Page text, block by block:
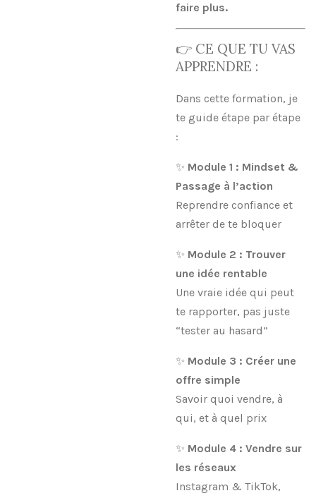
faire plus.
👉 CE QUE TU VAS
APPRENDRE :
Dans cette formation, je
te guide étape par étape
:
✨ Module 1 : Mindset &
Passage à l’action
Reprendre confiance et
arrêter de te bloquer
✨ Module 2 : Trouver
une idée rentable
Une vraie idée qui peut
te rapporter, pas juste
“tester au hasard”
✨ Module 3 : Créer une
offre simple
Savoir quoi vendre, à
qui, et à quel prix
✨ Module 4 : Vendre sur
les réseaux
Instagram & TikTok,